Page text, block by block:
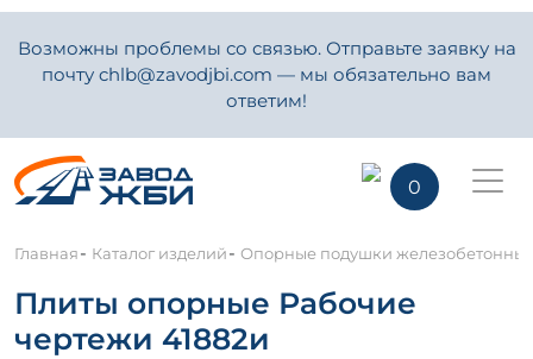
Возможны проблемы со связью. Отправьте заявку на
почту chlb@zavodjbi.com — мы обязательно вам
ответим!
0
Главная- Каталог изделий- Опорные подушки
Плиты опорные Рабочие
чертежи 41882и